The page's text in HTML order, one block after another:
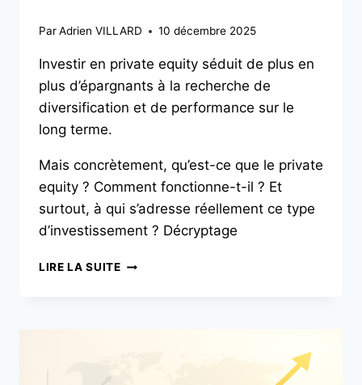
ParAdrien VILLARD 10 décembre 2025
Investir en private equity séduit de plus en
plus d’épargnants à la recherche de
diversification et de performance sur le
long terme.
Mais concrètement, qu’est-ce que le private
equity ? Comment fonctionne-t-il ? Et
surtout, à qui s’adresse réellement ce type
d’investissement ? Décryptage
LIRE LA SUITE